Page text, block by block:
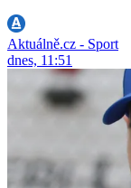
Aktuálně.cz - Sport
dnes, 11:51